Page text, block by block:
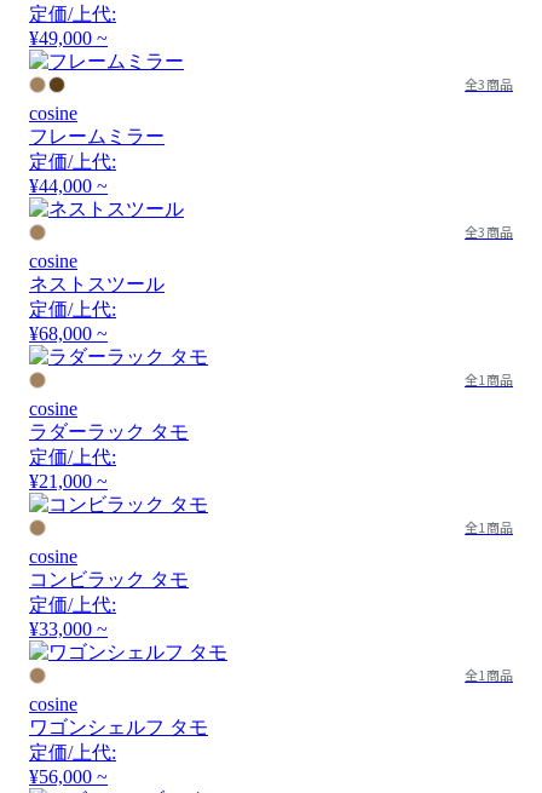
定価/上代:
¥49,000 ~
全3商品
cosine
フレームミラー
定価/上代:
¥44,000 ~
全3商品
cosine
ネストスツール
定価/上代:
¥68,000 ~
全1商品
cosine
ラダーラック タモ
定価/上代:
¥21,000 ~
全1商品
cosine
コンビラック タモ
定価/上代:
¥33,000 ~
全1商品
cosine
ワゴンシェルフ タモ
定価/上代:
¥56,000 ~